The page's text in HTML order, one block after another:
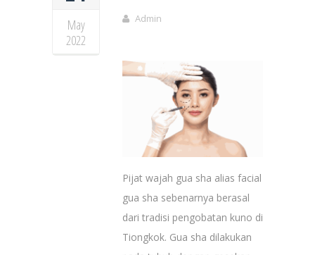
May
2022
Admin
Pijat wajah gua sha alias facial
gua sha sebenarnya berasal
dari tradisi pengobatan kuno di
Tiongkok. Gua sha dilakukan